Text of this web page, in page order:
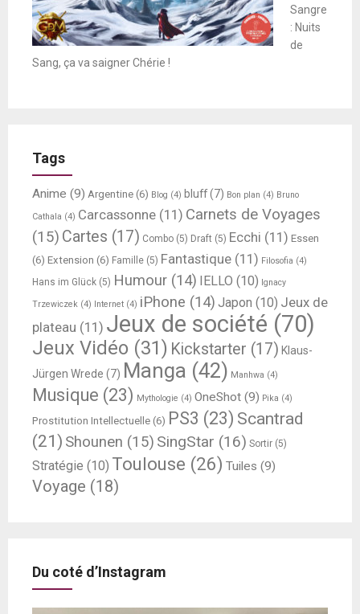
Sangre
: Nuits
de
Sang, ça va saigner Chérie !
Tags
Anime (9) Argentine (6) Blog (4) bluff(7) Bon plan (4) Bruno
Cathala (4) Carcassonne (11) Carnets de Voyages
(15) Cartes (17) Combo (5) Draft (5) Ecchi (11) Essen
(6) Extension (6) Famille (5) Fantastique (11) Filosofia (4)
Hans im Glück (5) Humour (14) IELLO (10) Ignacy
Trzewiczek (4) Internet (4) iPhone (14) Japon (10) Jeux de
plateau (11) Jeux de société (70)
Jeux Vidéo (31) Kickstarter (17) Klaus-
Jürgen Wrede (7) Manga (42) Manhwa (4)
Musique (23) Mythologie (4) OneShot (9) Pika (4)
Prostitution Intellectuelle (6) PS3 (23) Scantrad
(21) Shounen (15) SingStar (16) Sortir (5)
Stratégie (10) Toulouse (26) Tuiles (9)
Voyage (18)
Du coté d’Instagram